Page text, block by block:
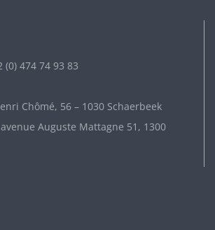
474 74 93 83
Chômé, 56 – 1030 Schaerbeek
Auguste Mattagne 51, 1300